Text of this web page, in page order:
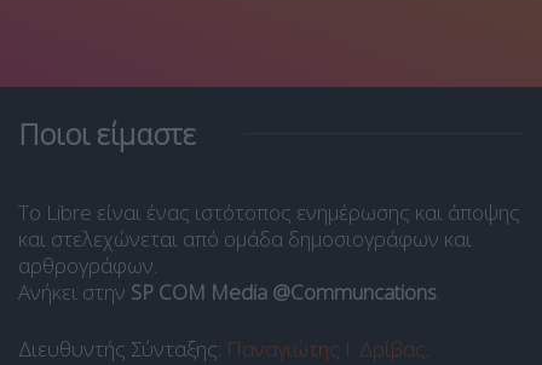
Ποιοι είμαστε
Το Libre είναι ένας ιστότοπος ενημέρωσης και άποψης
και στελεχώνεται από ομάδα δημοσιογράφων και
αρθρογράφων.
Ανήκει στην SP COM Media @Communcations.
Διευθυντής Σύνταξης: Παναγιώτης Ι. Δρίβας.